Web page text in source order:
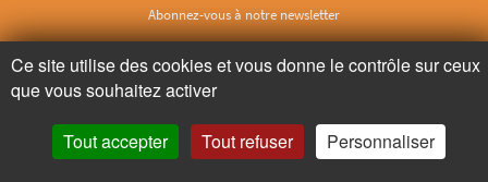
Abonnez-vous à notre newsletter
Je m’inscris
Ce site utilise des cookies et vous donne le contrôle sur ceux
que vous souhaitez activer
Tout accepter Tout refuser Personnaliser